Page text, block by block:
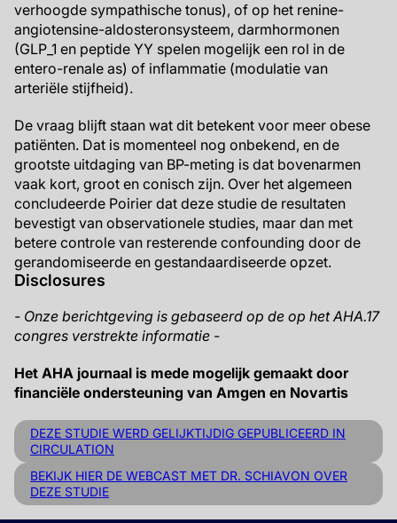
verhoogde sympathische tonus), of op het renine-
angiotensine-aldosteronsysteem, darmhormonen
(GLP_1 en peptide YY spelen mogelijk een rol in de
entero-renale as) of inflammatie (modulatie van
arteriële stijfheid).
De vraag blijft staan wat dit betekent voor meer obese
patiënten. Dat is momenteel nog onbekend, en de
grootste uitdaging van BP-meting is dat bovenarmen
vaak kort, groot en conisch zijn. Over het algemeen
concludeerde Poirier dat deze studie de resultaten
bevestigt van observationele studies, maar dan met
betere controle van resterende confounding door de
gerandomiseerde en gestandaardiseerde opzet.
Disclosures
- Onze berichtgeving is gebaseerd op de op het AHA.17
congres verstrekte informatie -
Het AHA journaal is mede mogelijk gemaakt door
financiële ondersteuning van Amgen en Novartis
DEZE STUDIE WERD GELIJKTIJDIG GEPUBLICEERD IN
CIRCULATION
BEKIJK HIER DE WEBCAST MET DR. SCHIAVON OVER
DEZE STUDIE